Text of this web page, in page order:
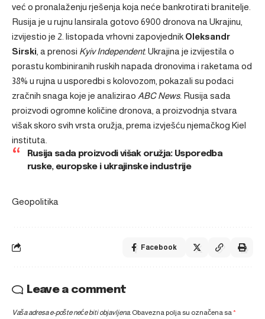
već o pronalaženju rješenja koja neće bankrotirati branitelje.
Rusija je u rujnu lansirala gotovo 6900 dronova na Ukrajinu,
izvijestio je 2. listopada vrhovni zapovjednik Oleksandr
Sirski , a prenosi Kyiv Independent. Ukrajina je izvijestila o
porastu kombiniranih ruskih napada dronovima i raketama od
38% u rujna u usporedbi s kolovozom, pokazali su podaci
zračnih snaga koje je analizirao ABC News. Rusija sada
proizvodi ogromne količine dronova, a proizvodnja stvara
višak skoro svih vrsta oružja , prema izvješću njemačkog Kiel
instituta.
Rusija sada proizvodi višak oružja: Usporedba
ruske, europske i ukrajinske industrije
Geopolitika
Facebook
Leave a comment
Vaša adresa e-pošte neće biti objavljena. Obavezna polja su označena sa *